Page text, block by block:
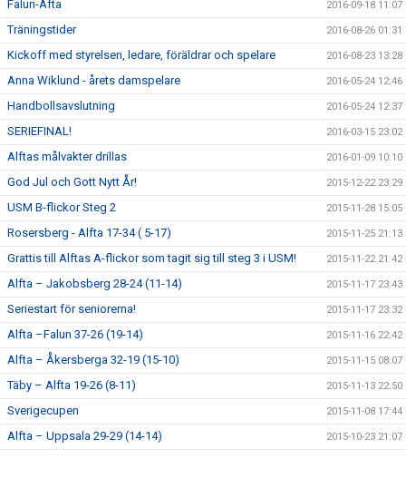
Falun-Afta 2016-09-18 11:07
Träningstider 2016-08-26 01:31
Kickoff med styrelsen, ledare, föräldrar och spelare 2016-08-23 13:28
Anna Wiklund - årets damspelare 2016-05-24 12:46
Handbollsavslutning 2016-05-24 12:37
SERIEFINAL! 2016-03-15 23:02
Alftas målvakter drillas 2016-01-09 10:10
God Jul och Gott Nytt År! 2015-12-22 23:29
USM B-flickor Steg 2 2015-11-28 15:05
Rosersberg - Alfta 17-34 ( 5-17) 2015-11-25 21:13
Grattis till Alftas A-flickor som tagit sig till steg 3 i USM! 2015-11-22 21:42
Alfta – Jakobsberg 28-24 (11-14) 2015-11-17 23:43
Seriestart för seniorerna! 2015-11-17 23:32
Alfta –Falun 37-26 (19-14) 2015-11-16 22:42
Alfta – Åkersberga 32-19 (15-10) 2015-11-15 08:07
Täby – Alfta 19-26 (8-11) 2015-11-13 22:50
Sverigecupen 2015-11-08 17:44
Alfta – Uppsala 29-29 (14-14) 2015-10-23 21:07